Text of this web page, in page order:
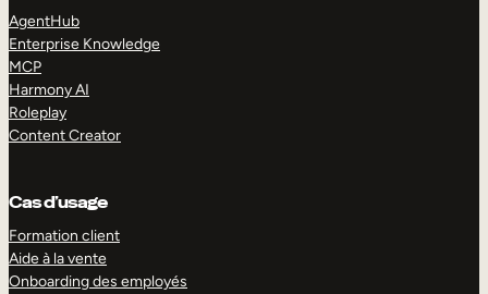
AgentHub
Enterprise Knowledge
MCP
Harmony AI
Roleplay
Content Creator
Cas d’usage
Formation client
Aide à la vente
Onboarding des employés